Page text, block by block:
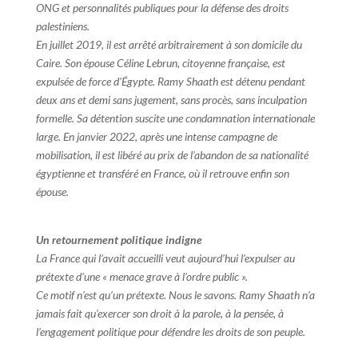
ONG et personnalités publiques pour la défense des droits
palestiniens.
En juillet 2019, il est arrêté arbitrairement à son domicile du
Caire. Son épouse Céline Lebrun, citoyenne française, est
expulsée de force d’Égypte. Ramy Shaath est détenu pendant
deux ans et demi sans jugement, sans procès, sans inculpation
formelle. Sa détention suscite une condamnation internationale
large. En janvier 2022, après une intense campagne de
mobilisation, il est libéré au prix de l’abandon de sa nationalité
égyptienne et transféré en France, où il retrouve enfin son
épouse.
Un retournement politique indigne
La France qui l’avait accueilli veut aujourd’hui l’expulser au
prétexte d’une « menace grave à l’ordre public ».
Ce motif n’est qu’un prétexte. Nous le savons. Ramy Shaath n’a
jamais fait qu’exercer son droit à la parole, à la pensée, à
l’engagement politique pour défendre les droits de son peuple.